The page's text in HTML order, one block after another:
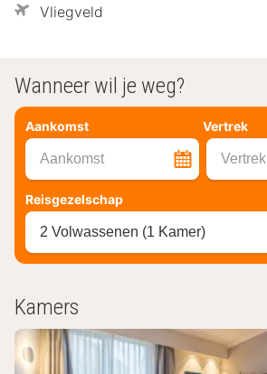
Vliegveld
Wanneer wil je weg?
Aankomst Vertrek
Aankomst Vertrek
Reisgezelschap
2 Volwassenen (1 Kamer)
Kamers